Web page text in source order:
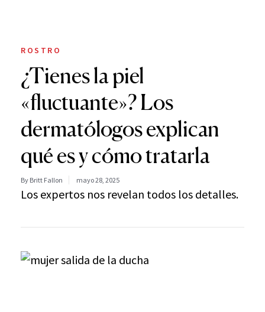
ROSTRO
¿Tienes la piel
«fluctuante»? Los
dermatólogos explican
qué es y cómo tratarla
By Britt Fallon mayo 28, 2025
Los expertos nos revelan todos los detalles.